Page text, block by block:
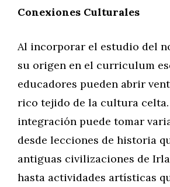
Conexiones Culturales
Al incorporar el estudio del
su origen en el curriculum
educadores pueden abrir
rico tejido de la cultura celta.
integración puede tomar
desde lecciones de historia
antiguas civilizaciones de
hasta actividades artísticas